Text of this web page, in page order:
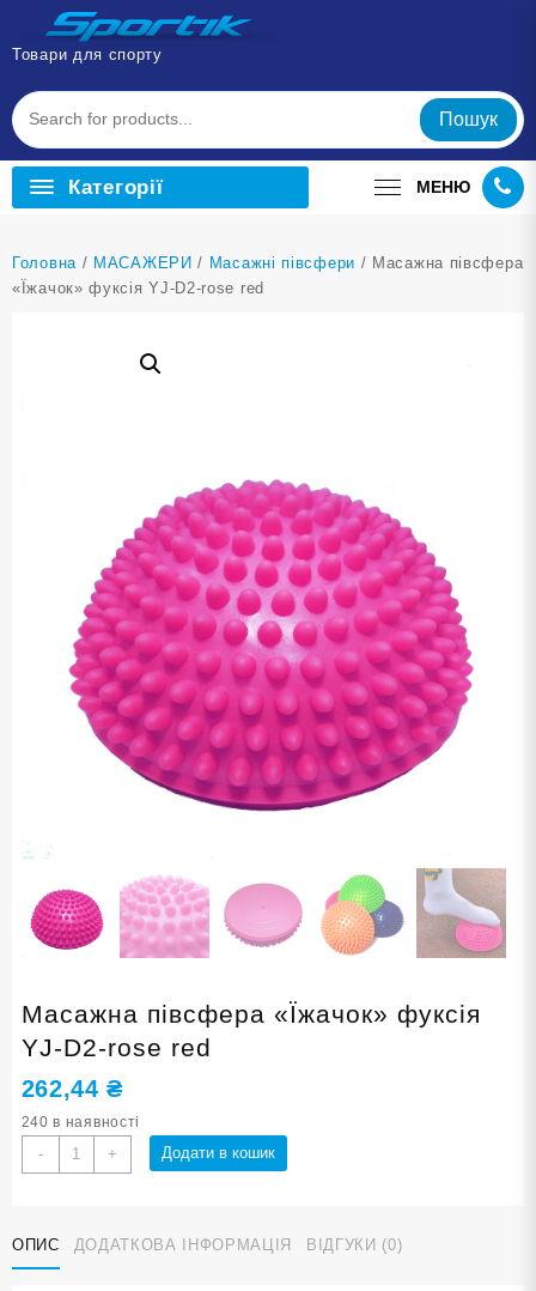
Перейти
вмісту
Товари для спорту
Пошук
Категорії МЕНЮ
Головна / МАСАЖЕРИ / Масажні півсфери / Масажна півсфера
«Їжачок» фуксія YJ-D2-rose red
Масажна півсфера «Їжачок» фуксія
YJ-D2-rose red
262,44₴
240 в наявності
-
Масажна
півсфера
YJ-
D2-
+ Додати в кошик
ОПИС ДОДАТКОВА ІНФОРМАЦІЯ ВІДГУКИ (0)